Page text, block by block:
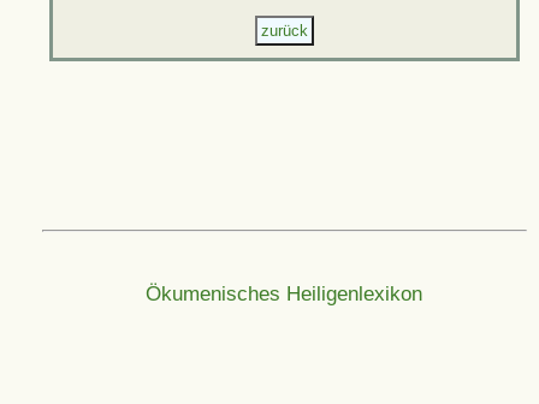
Ökumenisches Heiligenlexikon